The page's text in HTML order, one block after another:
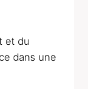
et du
dans une